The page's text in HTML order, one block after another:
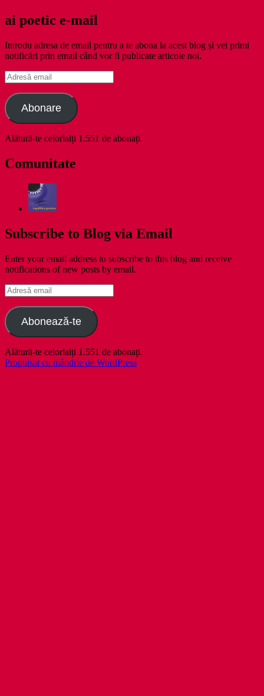
ai poetic e-mail
Introdu adresa de email pentru a te abona la acest blog și vei primi
notificări prin email când vor fi publicate articole noi.
Adresă
email
Abonare
Alătură-te celorlalți 1.551 de abonați.
Comunitate
Subscribe to Blog via Email
Enter your email address to subscribe to this blog and receive
notifications of new posts by email.
Adresă
email
Abonează-te
Alătură-te celorlalți 1.551 de abonați.
Propulsat cu mândrie de WordPress